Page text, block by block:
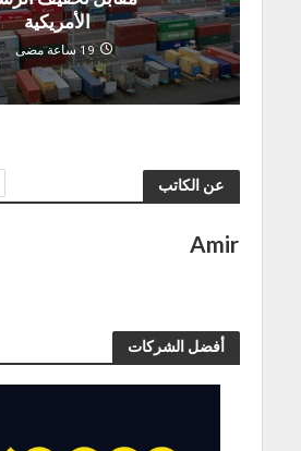
الأمريكية
19 ساعة مضى
عن الكاتب
Amir
أفضل الشركات